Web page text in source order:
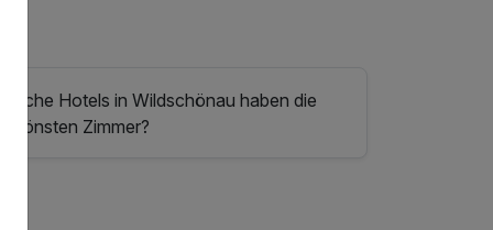
Welche Hotels in Wildschönau haben die
schönsten Zimmer?